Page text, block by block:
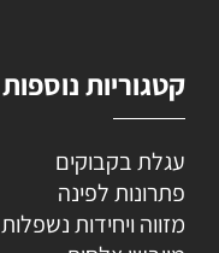
קטגוריות נוספות
עגלת בקבוקים
פתרונות לפינה
מזווה ויחידות נשפלות